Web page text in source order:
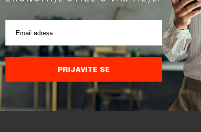
da funkcioniše na svim uređajima“, dodaje.
Tako je u Irskoj prvog dana lokalnu aplikaciju
ukupno četiri miliona stanovnika zemlje.
Aplikacija je završena i testirana, ali se trenutno ne
prodavnicama zbog uvedenog ograničenja gde je
samo onda kada je njen vlasnik državna institucija
PRIJAVITE SE